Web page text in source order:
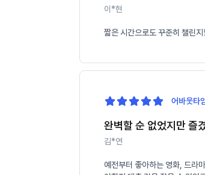
이*현
짧은 시간으로도 꾸준히 챌린
어바웃타
완벽할 순 없었지만 즐
김*연
예전부터 좋아하는 영화, 드라